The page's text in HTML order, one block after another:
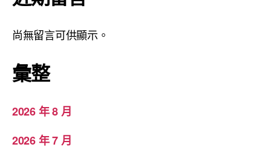
尚無留言可供顯示。
彙整
2026 年 8 月
2026 年 7 月